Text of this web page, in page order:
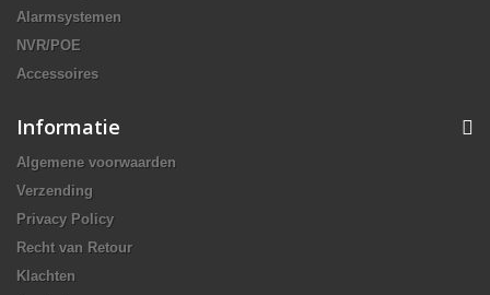
Alarmsystemen
NVR/POE
Accessoires
Informatie
Algemene voorwaarden
Verzending
Privacy Policy
Recht van Retour
Klachten